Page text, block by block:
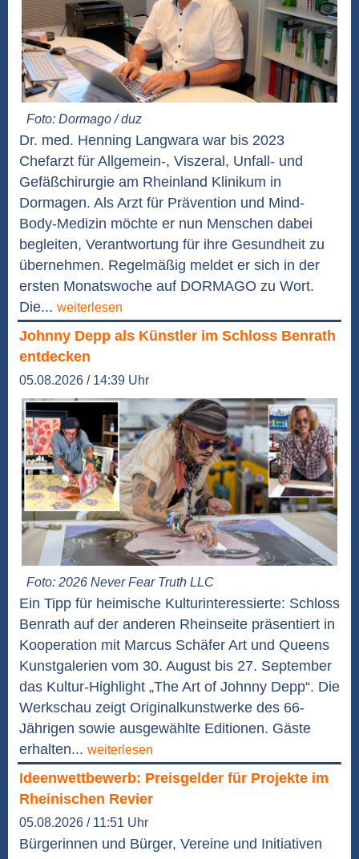
Foto: Dormago / duz
Dr. med. Henning Langwara war bis 2023
Chefarzt für Allgemein-, Viszeral, Unfall- und
Gefäßchirurgie am Rheinland Klinikum in
Dormagen. Als Arzt für Prävention und Mind-
Body-Medizin möchte er nun Menschen dabei
begleiten, Verantwortung für ihre Gesundheit zu
übernehmen. Regelmäßig meldet er sich in der
ersten Monatswoche auf DORMAGO zu Wort.
Die... weiterlesen
Johnny Depp als Künstler im Schloss Benrath
entdecken
05.08.2026 / 14:39 Uhr
Foto: 2026 Never Fear Truth LLC
Ein Tipp für heimische Kulturinteressierte: Schloss
Benrath auf der anderen Rheinseite präsentiert in
Kooperation mit Marcus Schäfer Art und Queens
Kunstgalerien vom 30. August bis 27. September
das Kultur-Highlight „The Art of Johnny Depp“. Die
Werkschau zeigt Originalkunstwerke des 66-
Jährigen sowie ausgewählte Editionen. Gäste
erhalten... weiterlesen
Ideenwettbewerb: Preisgelder für Projekte im
Rheinischen Revier
05.08.2026 / 11:51 Uhr
Bürgerinnen und Bürger, Vereine und Initiativen